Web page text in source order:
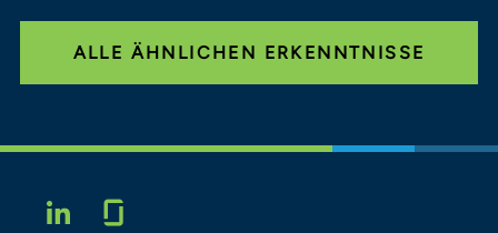
ALLE ÄHNLICHEN ERKENNTNISSE
LINKEDIN